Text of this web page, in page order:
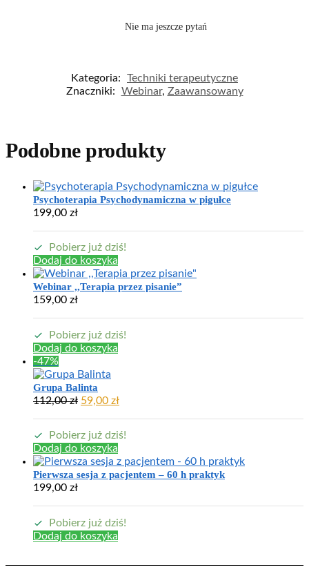
Nie ma jeszcze pytań
Kategoria:
Techniki terapeutyczne
Znaczniki:
Webinar, Zaawansowany
Podobne produkty
Psychoterapia Psychodynamiczna w pigułce
199,00 zł
Pobierz już dziś!
Dodaj do koszyka
Webinar ,,Terapia przez pisanie”
159,00 zł
Pobierz już dziś!
Dodaj do koszyka
-47%
Grupa Balinta
112,00zł 59,00 zł
Pobierz już dziś!
Dodaj do koszyka
Pierwsza sesja z pacjentem – 60 h praktyk
199,00 zł
Pobierz już dziś!
Dodaj do koszyka